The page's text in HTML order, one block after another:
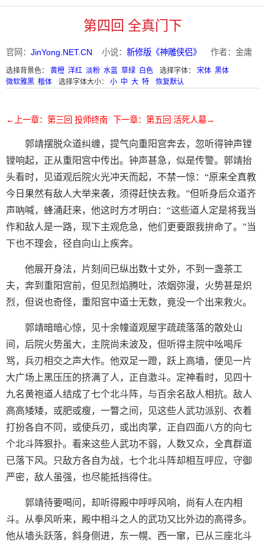
第四回 全真门下
官网： JinYong.NET.CN 小说： 新修版《神雕侠侣》 作者：金庸
选择背景色： 黄橙 洋红 淡粉 水蓝 草绿 白色 选择字体： 宋体 黑体
微软雅黑 楷体 选择字体大小： 小 中 大 特 恢复默认
←上一章：第三回 投师终南 下一章：第五回 活死人墓→
郭靖摆脱众道纠缠，提气向重阳宫奔去，忽听得钟声镗
镗响起，正从重阳宫中传出。钟声甚急，似是传警。郭靖抬
头看时，见道观后院火光冲天而起，不禁一惊：“原来全真教
今日果然有敌人大举来袭，须得赶快去救。”但听身后众道齐
声吶喊，蜂涌赶来，他这时方才明白：“这些道人定是将我当
作和敌人是一路，现下主观危急，他们更要跟我拚命了。”当
下也不理会，径自向山上疾奔。
他展开身法，片刻间已纵出数十丈外，不到一盏茶工
夫，奔到重阳宫前，但见烈焰腾吐，浓烟弥漫，火势甚是炽
烈，但说也奇怪，重阳宫中道士无数，竟没一个出来救火。
郭靖暗暗心惊，见十余幢道观屋宇疏疏落落的散处山
间，后院火势虽大，主院尚未波及，但听得主院中吆喝斥
骂，兵刃相交之声大作。他双足一蹬，跃上高墙，便见一片
大广场上黑压压的挤满了人，正自激斗。定神看时，见四十
九名黄袍道人结成了七个北斗阵，与百余名敌人相抗。敌人
高高矮矮，或肥或瘦，一瞥之间，见这些人武功派别、衣着
打扮各自不同，或使兵刃，或出肉掌，正自四面八方的向七
个北斗阵狠扑。看来这些人武功不弱，人数又众，全真群道
已落下风。只敌方各自为战，七个北斗阵却相互呼应，守御
严密，敌人虽强，也尽能抵挡得住。
郭靖待要喝问，却听得殿中呼呼风响，尚有人在内相
斗。从拳风听来，殿中相斗之人的武功又比外边的高得多。
他从墙头跃落，斜身侧进，东一幌、西一窜，已从三座北斗